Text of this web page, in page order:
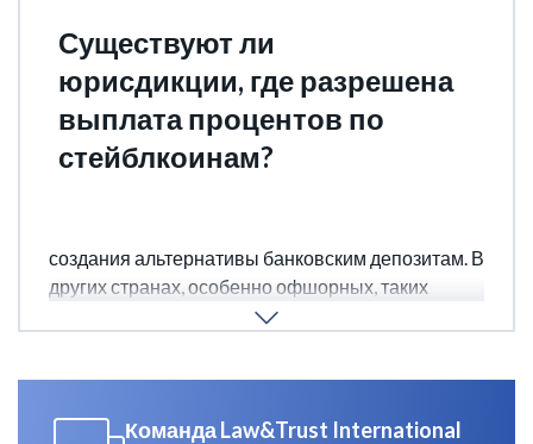
Существуют ли
юрисдикции, где разрешена
выплата процентов по
стейблкоинам?
создания альтернативы банковским депозитам. В
других странах, особенно офшорных, таких
ограничений нет, но это может ограничить
Команда Law&Trust International